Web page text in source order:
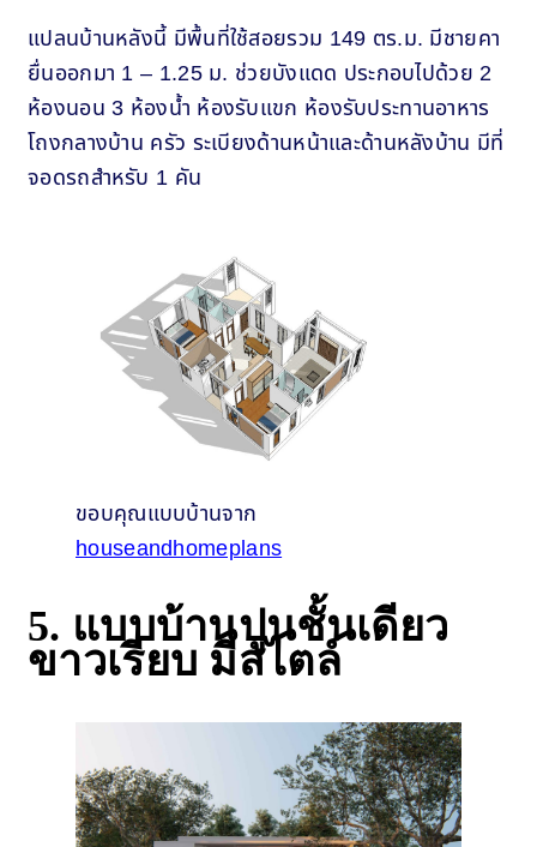
แปลนบ้านหลังนี้ มีพื้นที่ใช้สอยรวม 149 ตร.ม. มีชายคา
ยื่นออกมา 1 – 1.25 ม. ช่วยบังแดด ประกอบไปด้วย 2
ห้องนอน 3 ห้องน้ำ ห้องรับแขก ห้องรับประทานอาหาร
โถงกลางบ้าน ครัว ระเบียงด้านหน้าและด้านหลังบ้าน มีที่
จอดรถสำหรับ 1 คัน
ขอบคุณแบบบ้านจาก
houseandhomeplans
5. แบบบ้านปูนชั้นเดียว
ขาวเรียบ มีสไตล์